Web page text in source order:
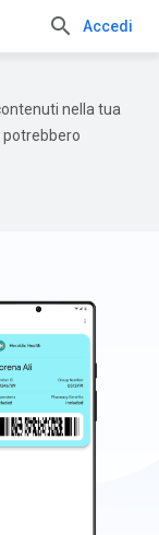
Accedi
nella tua
potrebbero